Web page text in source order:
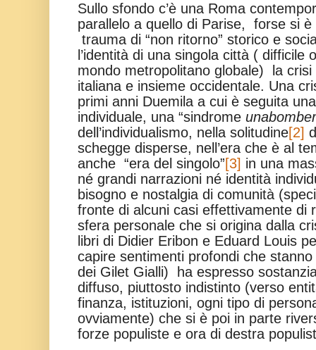
Sullo sfondo c’è una Roma
parallelo a quello di Parise, forse si
trauma di “non ritorno” storico e
l’identità di una singola città ( difficile
mondo metropolitano globale) la
italiana e insieme occidentale. Una
primi anni Duemila a cui è seguita
individuale, una “sindrome unabomber
dell’individualismo, nella solitudine[2]
schegge disperse, nell’era che è al
anche “era del singolo”[3] in una
né grandi narrazioni né identità
bisogno e nostalgia di comunità
fronte di alcuni casi effettivamente di
sfera personale che si origina dalla
libri di Didier Eribon e Eduard Louis
capire sentimenti profondi che stanno
dei Gilet Gialli) ha espresso
diffuso, piuttosto indistinto (verso
finanza, istituzioni, ogni tipo di
ovviamente) che si è poi in parte
forze populiste e ora di destra